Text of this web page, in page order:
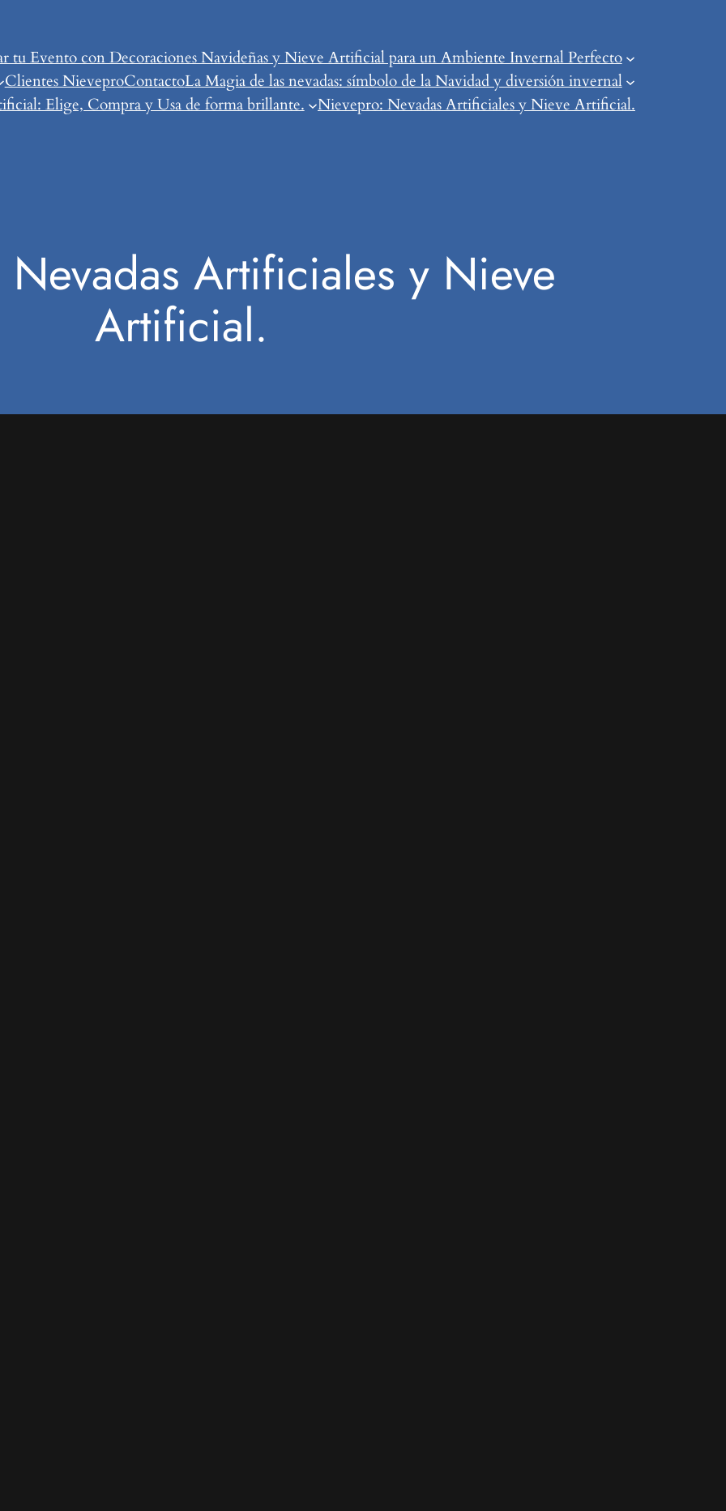
tu Evento con Decoraciones Navideñas y Nieve Artificial para un Ambiente Invernal Perfecto
Clientes NieveproContactoLa Magia de las nevadas: símbolo de la Navidad y diversión invernal
Elige, Compra y Usa de forma brillante.
Nievepro: Nevadas Artificiales y Nieve Artificial.
Artificiales y Nieve
Artificial.